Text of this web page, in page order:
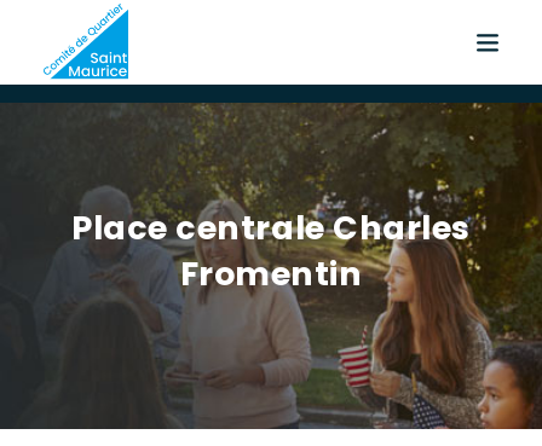
Place centrale Charles
Fromentin